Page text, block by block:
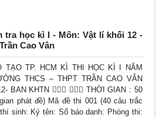
tra học kì I - Môn: Vật lí khối 12 -
Cao Vân
TẠO TP. HCM KÌ THI HỌC KÌ I NĂM
THCS – THPT TRẦN CAO VÂN
BAN KHTN   THỜI GIAN : 50
phát đề) Mã đề thi 001 (40 câu trắc
sinh: Ký tên: Số báo danh: Phòng thi: